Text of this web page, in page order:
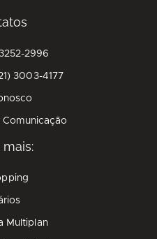
2996
3003-4177
Comunicação
mais:
Multiplan